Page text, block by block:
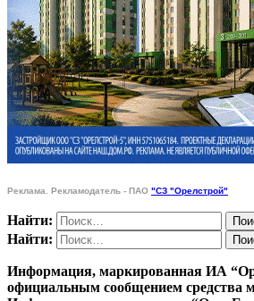
Реклама. Рекламодатель - ПАО "СЗ "Орелстрой"
Найти:
Найти:
Информация, маркированная ИА
официальным сообщением средства